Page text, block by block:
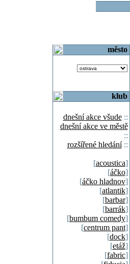
město
klub
dnešní akce všude::
dnešní akce ve městě
::
rozšířené hledání::
[acoustica]
[áčko]
[áčko hladnov]
[atlantik]
[barbar]
[barrák]
[bumbum comedy]
[centrum pant]
[dock]
[etáž]
[fabric]